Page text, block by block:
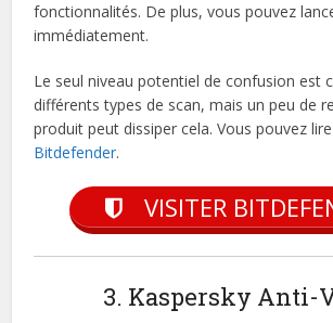
fonctionnalités. De plus, vous pouvez
immédiatement.
Le seul niveau potentiel de confusion est
différents types de scan, mais un peu de
produit peut dissiper cela. Vous pouvez
Bitdefender.
VISITER
3. Kaspersky Anti-